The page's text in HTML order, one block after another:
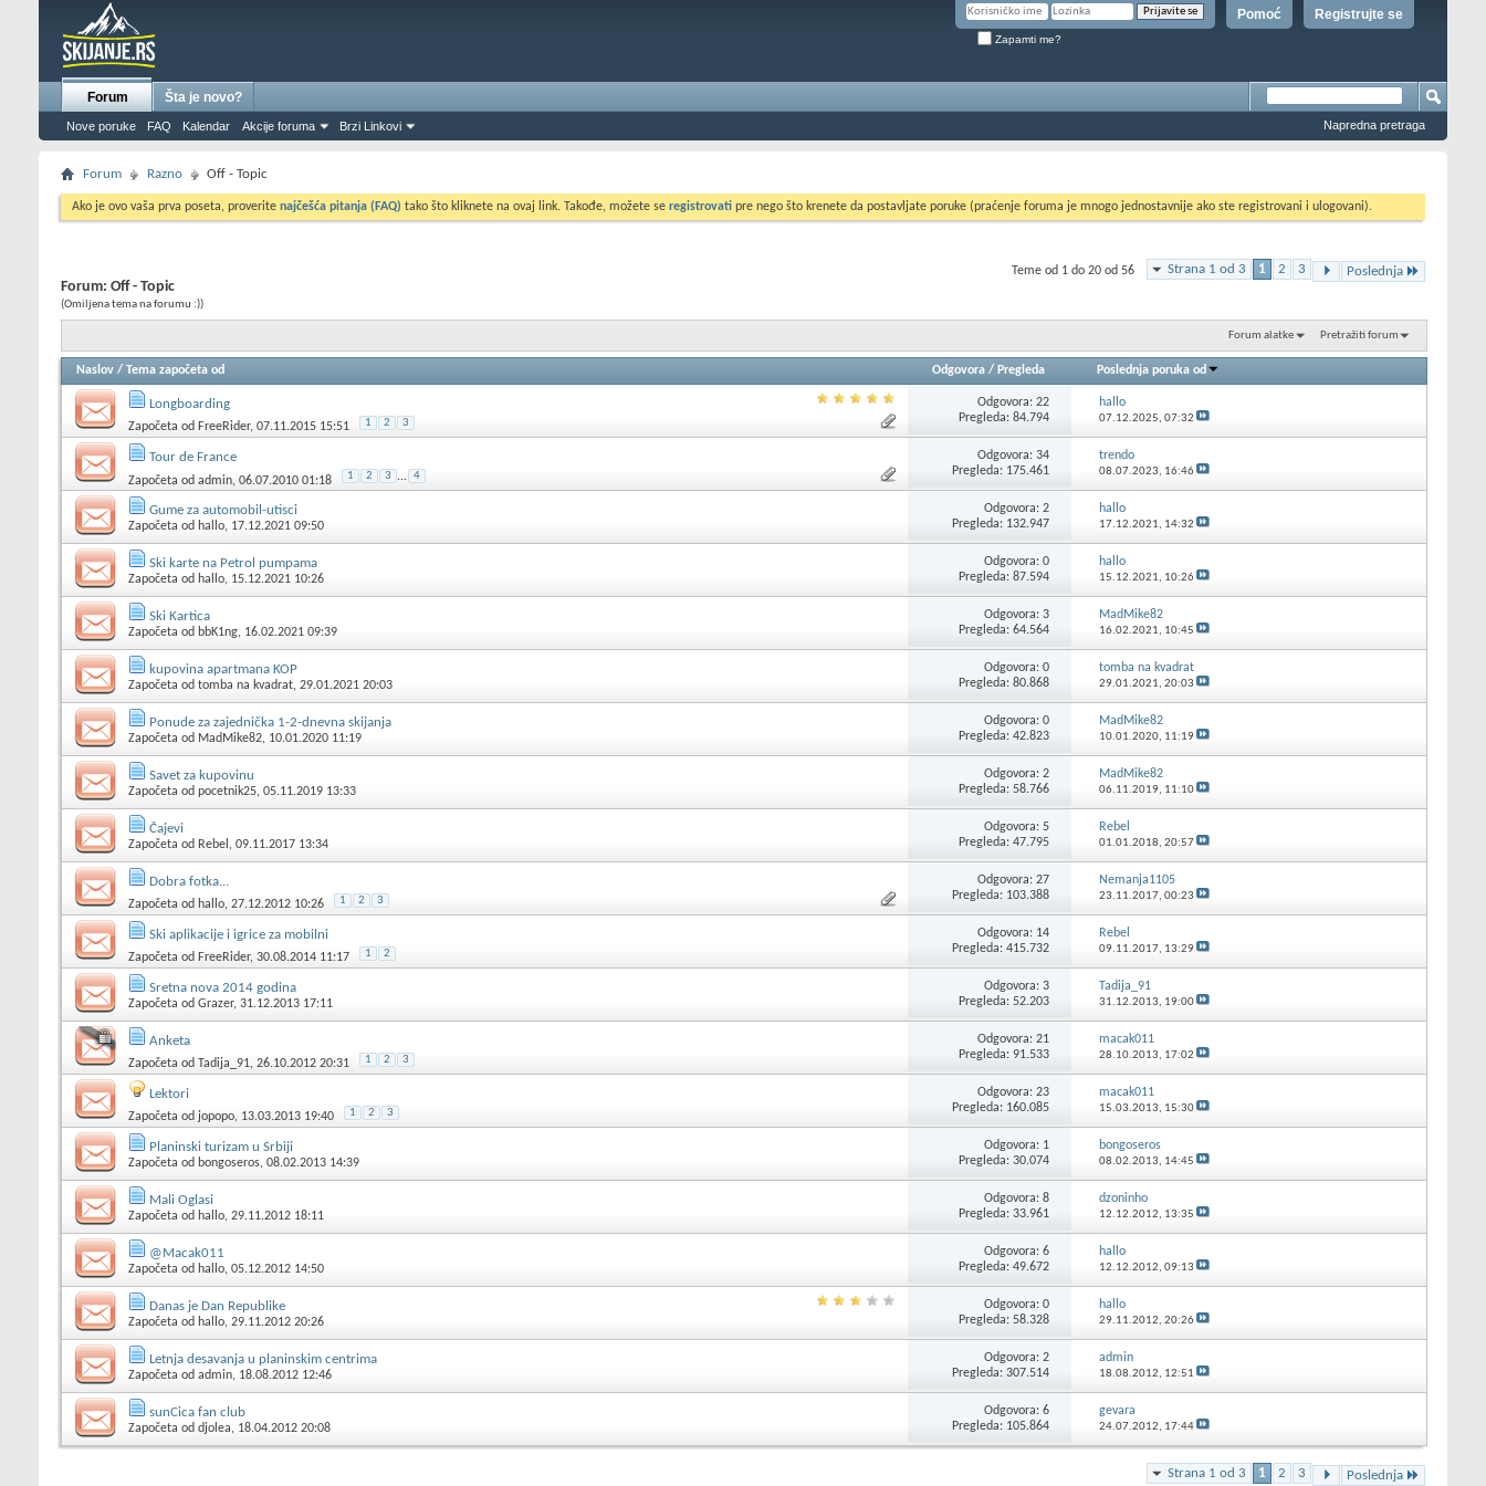
Registrujte se
Pomoć
Zapamti me?
Forum
Nove poruke FAQ Kalendar Akcije foruma Brzi Linkovi
Šta je novo?
Napredna pretraga
Forum Razno Off - Topic
Ako je ovo vaša prva poseta, proverite najčešća pitanja (FAQ) tako što kliknete na ovaj link. Takođe, možete se registrovati pre nego što krenete da postavljate poruke (praćenje foruma je mnogo jednostavnije ako ste registrovani i ulogovani).
Strana 1 od 3 1 2 3 Poslednja
Teme od 1 do 20 od 56
Forum: Off - Topic
(Omiljena tema na forumu :))
Forum alatke Pretražiti forum
Naslov / Tema započeta od Odgovora / Pregleda Poslednja poruka od
Longboarding
Započeta od FreeRider, 07.11.2015 15:51 1 2 3
Odgovora:22
Pregleda: 84.794
hallo
07.12.2025, 07:32
Tour de France
Započeta od admin, 06.07.2010 01:18 1 2 3 ... 4
Odgovora:34
Pregleda: 175.461
trendo
08.07.2023, 16:46
Gume za automobil-utisci
Započeta od hallo, 17.12.2021 09:50
Odgovora:2
Pregleda: 132.947
hallo
17.12.2021, 14:32
Ski karte na Petrol pumpama
Započeta od hallo, 15.12.2021 10:26
Odgovora:0
Pregleda: 87.594
hallo
15.12.2021, 10:26
Ski Kartica
Započeta od bbK1ng, 16.02.2021 09:39
Odgovora:3
Pregleda: 64.564
MadMike82
16.02.2021, 10:45
kupovina apartmana KOP
Započeta od tomba na kvadrat, 29.01.2021 20:03
Odgovora:0
Pregleda: 80.868
tomba na kvadrat
29.01.2021, 20:03
Ponude za zajednička 1-2-dnevna skijanja
Započeta od MadMike82, 10.01.2020 11:19
Odgovora:0
Pregleda: 42.823
MadMike82
10.01.2020, 11:19
Savet za kupovinu
Započeta od pocetnik25, 05.11.2019 13:33
Odgovora:2
Pregleda: 58.766
MadMike82
06.11.2019, 11:10
Čajevi
Započeta od Rebel , 09.11.2017 13:34
Odgovora:5
Pregleda: 47.795
Rebel
01.01.2018, 20:57
Dobra fotka...
Započeta od hallo, 27.12.2012 10:26 1 2 3
Odgovora:27
Pregleda: 103.388
Nemanja1105
23.11.2017, 00:23
Ski aplikacije i igrice za mobilni
Započeta od FreeRider, 30.08.2014 11:17 1 2
Odgovora: 14
Pregleda: 415.732
Rebel
09.11.2017, 13:29
Sretna nova 2014 godina
Započeta od Grazer, 31.12.2013 17:11
Odgovora:3
Pregleda: 52.203
Tadija_91
31.12.2013, 19:00
Anketa
Započeta od Tadija_91, 26.10.2012 20:31 1 2 3
Odgovora:21
Pregleda: 91.533
macak011
28.10.2013, 17:02
Lektori
Započeta od jopopo, 13.03.2013 19:40 1 2 3
Odgovora:23
Pregleda: 160.085
macak011
15.03.2013, 15:30
Planinski turizam u Srbiji
Započeta od bongoseros, 08.02.2013 14:39
Odgovora: 1
Pregleda: 30.074
bongoseros
08.02.2013, 14:45
Mali Oglasi
Započeta od hallo, 29.11.2012 18:11
Odgovora:8
Pregleda: 33.961
dzoninho
12.12.2012, 13:35
@Macak011
Započeta od hallo, 05.12.2012 14:50
Odgovora:6
Pregleda: 49.672
hallo
12.12.2012, 09:13
Danas je Dan Republike
Započeta od hallo, 29.11.2012 20:26
Odgovora:0
Pregleda: 58.328
hallo
29.11.2012, 20:26
Letnja desavanja u planinskim centrima
Započeta od admin, 18.08.2012 12:46
Odgovora:2
Pregleda: 307.514
admin
18.08.2012, 12:51
sunCica fan club
Započeta od djolea, 18.04.2012 20:08
Odgovora:6
Pregleda: 105.864
gevara
24.07.2012, 17:44
Strana 1 od 3 1 2 3 Poslednja